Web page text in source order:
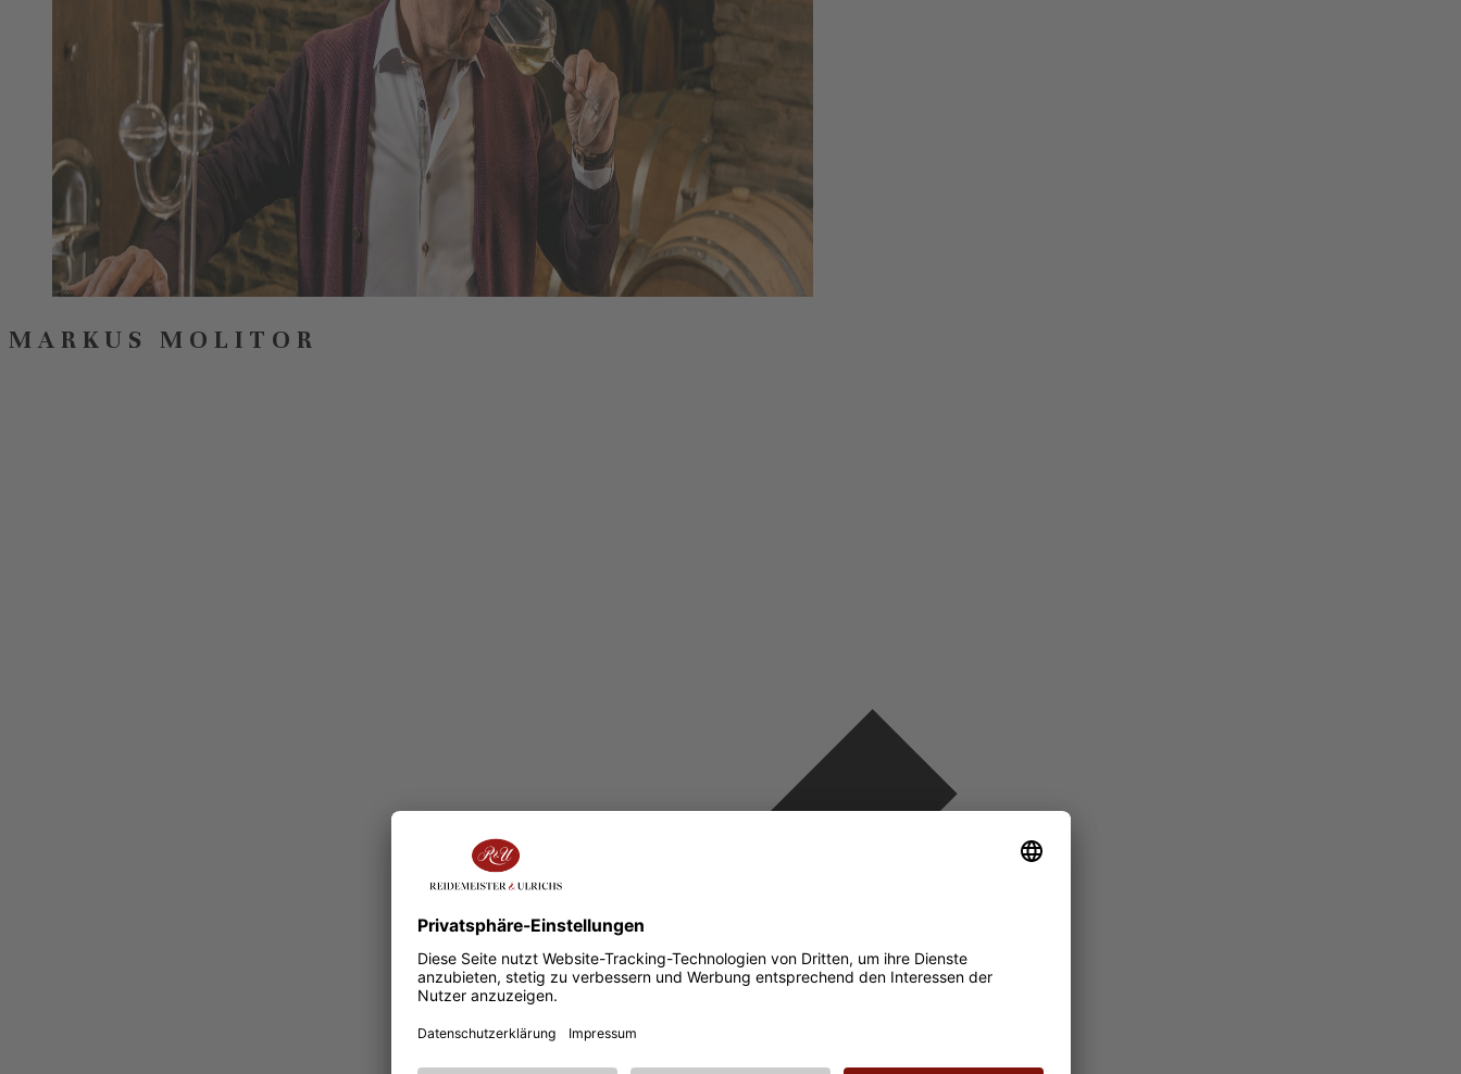
MARKUS MOLITOR